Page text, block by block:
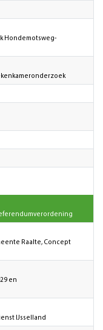
Hondemotsweg-
Raalte, Concept
en
IJsselland